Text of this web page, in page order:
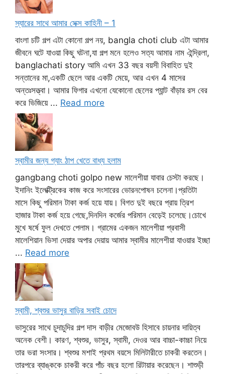
স্যারের সাথে আমার সেক্স কাহিনী – 1
বাংলা চটি গল্প এটা কোনো গল্প নয়, bangla choti club এটা আমার
জীবনে ঘটে যাওয়া কিছু ঘটনা,যা গল্প মনে হলেও সত্য আমার নাম ঐন্দ্রিলা,
banglachati story আমি এখন 33 বছর বয়সী বিবাহিত দুই
সন্তানের মা,একটি ছেলে আর একটি মেয়ে, আর এখন 4 মাসের
অন্তঃসত্ত্বা। আমার ফিগার এখনো যেকোনো ছেলের প্যান্ট বাঁড়ার রস বের
করে ভিজিয়ে ... Read more
স্বামীর জন্য গ্যাং ঠাপ খেতে বাধ্য হলাম
gangbang choti golpo new মালেশীয়া যাবার চেস্টা করছে।
ইদানিং ইলেক্ট্রিকের কাজ করে সংসারের ভোরনপোষন চলেনা।প্রতিটা
মাসে কিছু পরিমান টাকা কর্জ হয়ে যায়। বিগত দুই বছরে প্রায় ত্রিশ
হাজার টাকা কর্জ হয়ে গেছে,দিনদিন কর্জের পরিমান বেড়েই চলেছে।চোখে
মুখে ষর্ষে ফুল দেখতে পেলাম। গ্রামের একজন মালেশীয়া প্রবাসী
মালেশিয়ান ভিসা দেয়ার অপার দেয়ায় আমার স্বামীর মালেশীয়া যাওয়ার ইচ্ছা
... Read more
স্বামী, শ্বশুর ভাসুর বাড়ির সবাই চোদে
ভাসুরের সাথে চুদাচুদির গল্প দাস বাড়ীর মেজোবউ হিসাবে চায়নার দায়িত্ব
অনেক বেশী। কারণ, শ্বশুর, ভাসুর, স্বামী, দেওর আর বাচ্চা-কাচ্চা নিয়ে
তার ভরা সংসার। শ্বশুর মশাই প্রথম বয়সে মিলিটারীতে চাকরী করতেন।
তারপরে ব্যাঙ্ককে চাকরী করে পাঁচ বছর হলো রিটায়ার করেছেন। শাশুড়ী